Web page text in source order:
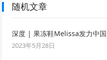
随机文章
深度 | 果冻鞋Melissa发力中
2023年5月28日